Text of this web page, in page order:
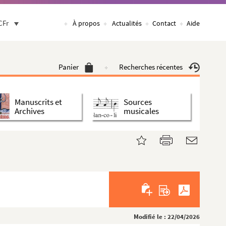
À propos Actualités Contact Aide
Panier Recherches récentes
Manuscrits et
Archives
Sources
musicales
Modifié le : 22/04/2026